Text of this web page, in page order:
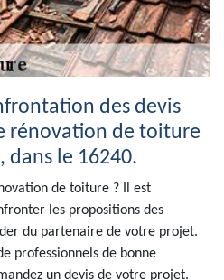
des devis
rénovation de toiture
dans le 16240.
de toiture ? Il est
les propositions des
du partenaire de votre projet.
professionnels de bonne
un devis de votre projet.